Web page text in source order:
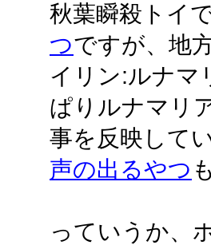
秋葉瞬殺トイ
つですが、地
イリン:ルナマ
ぱりルナマリ
事を反映して
声の出るやつ
っていうか、